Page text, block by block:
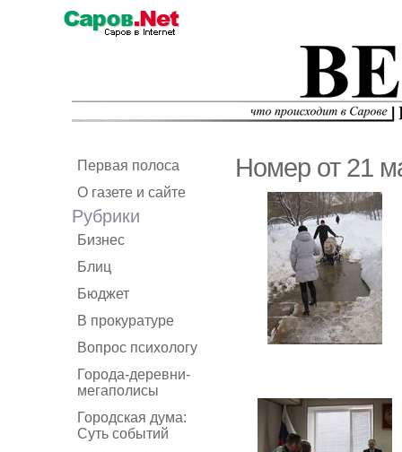
Первая полоса
О газете и сайте
Рубрики
Бизнес
Блиц
Бюджет
В прокуратуре
Вопрос психологу
Города-деревни-
мегаполисы
Городская дума:
Суть событий
Номер от 21